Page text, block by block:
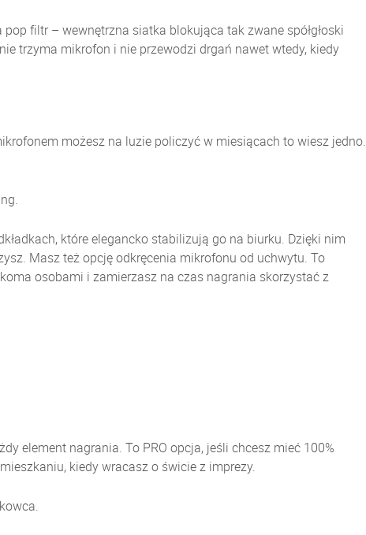
filtr – wewnętrzna siatka blokująca tak zwane spółgłoski
trzyma mikrofon i nie przewodzi drgań nawet wtedy, kiedy
możesz na luzie policzyć w miesiącach to wiesz jedno.
które elegancko stabilizują go na biurku. Dzięki nim
Masz też opcję odkręcenia mikrofonu od uchwytu. To
osobami i zamierzasz na czas nagrania skorzystać z
element nagrania. To PRO opcja, jeśli chcesz mieć 100%
kiedy wracasz o świcie z imprezy.